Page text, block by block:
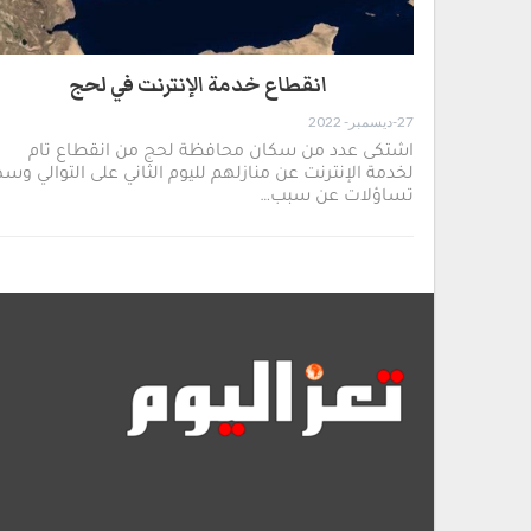
انقطاع خدمة الإنترنت في لحج
27-ديسمبر- 2022
اشتكى عدد من سكان محافظة لحج من انقطاع تام
لخدمة الإنترنت عن منازلهم لليوم الثاني على التوالي
تساؤلات عن سبب…